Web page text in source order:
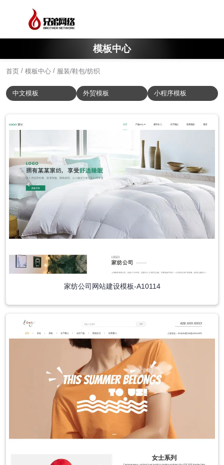
模板中心
首页 / 模板中心 / 服装/鞋包/纺织
中文模板 外贸模板 小程序模板
家纺公司网站建设模板-A10114